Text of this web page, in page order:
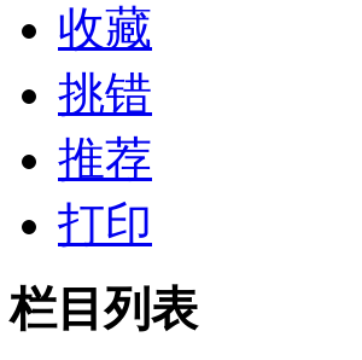
收藏
挑错
推荐
打印
栏目列表